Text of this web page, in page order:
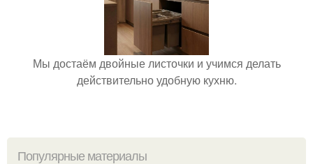
Мы достаём двойные листочки и учимся делать
действительно удобную кухню.
Популярные материалы